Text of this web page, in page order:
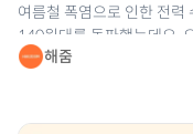
여름철 폭염으로 인한 전력
140원대를 돌파했는데요.
7월 태양광 SMP 및 REC 현
해줌